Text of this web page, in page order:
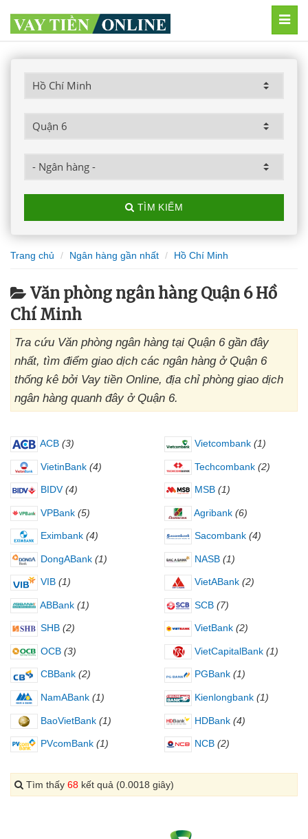
TÌM KIẾM
Trang chủ Ngân hàng gần nhất Hồ Chí Minh
Văn phòng ngân hàng Quận 6 Hồ
Chí Minh
Tra cứu Văn phòng ngân hàng tại Quận 6 gần đây
nhất, tìm điểm giao dịch các ngân hàng ở Quận 6
thống kê bởi Vay tiền Online, địa chỉ phòng giao dịch
ngân hàng quanh đây ở Quận 6.
ACB (3) Vietcombank (1)
VietinBank (4) Techcombank (2)
BIDV (4) MSB (1)
VPBank (5) Agribank (6)
Eximbank (4) Sacombank (4)
DongABank (1) NASB (1)
VIB (1) VietABank (2)
ABBank (1) SCB (7)
SHB (2) VietBank (2)
OCB (3) VietCapitalBank (1)
CBBank (2) PGBank (1)
NamABank (1) Kienlongbank (1)
BaoVietBank (1) HDBank (4)
PVcomBank (1) NCB (2)
Tìm thấy 68 kết quả (0.0018 giây)